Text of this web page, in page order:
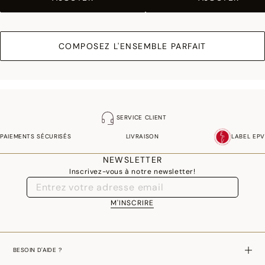
COMPOSEZ L'ENSEMBLE PARFAIT
SERVICE CLIENT
PAIEMENTS SÉCURISÉS LIVRAISON LABEL EPV
NEWSLETTER
Inscrivez-vous à notre newsletter!
M'INSCRIRE
BESOIN D'AIDE ?